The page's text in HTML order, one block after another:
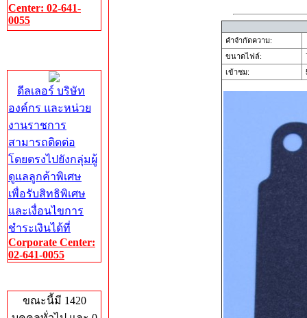
Center: 02-641-
0055
ดีลเลอร์ บริษัท
องค์กร และหน่วย
งานราชการ
สามารถติดต่อ
โดยตรงไปยังกลุ่มผู้
ดูแลลูกค้าพิเศษ
เพื่อรับสิทธิพิเศษ
และเงื่อนไขการ
ชำระเงินได้ที่
Corporate Center:
02-641-0055
ขณะนี้มี 1420
คำจำกัดความ:
ขนาดไฟล์:
เข้าชม: